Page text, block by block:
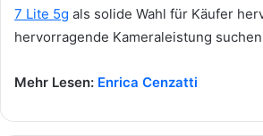
7 Lite 5g als solide Wahl für Käufer
hervorragende Kameraleistung
Mehr Lesen: Enrica Cenzatti